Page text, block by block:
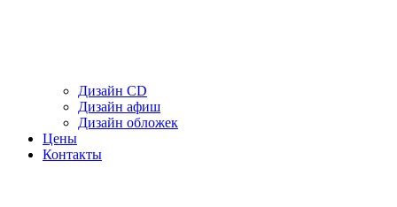
Дизайн CD
Дизайн афиш
Дизайн обложек
Цены
Контакты